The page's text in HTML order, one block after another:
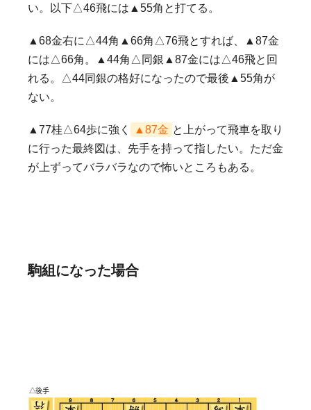
い。以下△46飛には▲55角と打てる。
▲68金右に△44角▲66角△76飛とすれば、▲87金
には△66角。▲44角△同銀▲87金には△46飛と回
れる。△44同銀の格好になったので最後▲55角が
ない。
▲77桂△64歩に強く ▲87金 と上がって飛車を取り
に行った最終図は、先手を持って指したい。ただ金
が上ずってバラバラなので怖いところもある。
駒組になった場合